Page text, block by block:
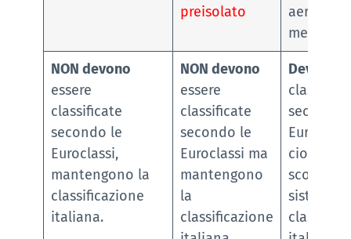
preisolato
NON devono
essere
classificate
secondo le
Euroclassi,
mantengono la
classificazione
italiana.
NON devono
essere
classificate
secondo le
Euroclassi ma
mantengono
la
classificazione
Deve
secondo
cioè
sistema